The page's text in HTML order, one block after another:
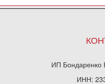
ИП Бондаренко
ИНН: